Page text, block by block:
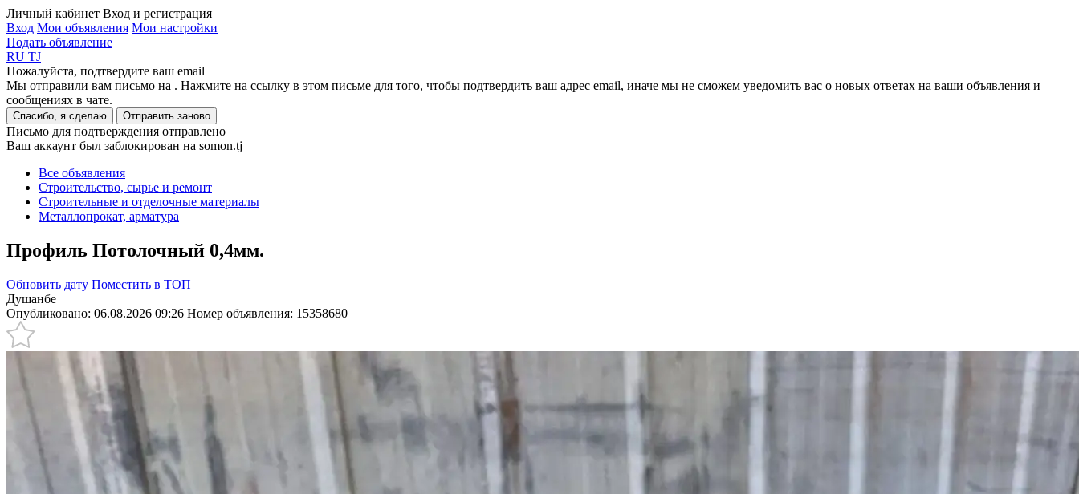
Личный кабинет Вход и регистрация
Вход Мои объявления Мои настройки
Подать объявление
RU TJ
Пожалуйста, подтвердите ваш email
Мы отправили вам письмо на . Нажмите на ссылку в этом письме для того, чтобы подтвердить ваш адрес email, иначе мы не сможем уведомить вас о новых ответах на ваши объявления и
сообщениях в чате.
Спасибо, я сделаю Отправить заново
Письмо для подтверждения отправлено
Ваш аккаунт был заблокирован на somon.tj
Все объявления
Строительство, сырье и ремонт
Строительные и отделочные материалы
Металлопрокат, арматура
Профиль Потолочный 0,4мм.
Обновить дату Поместить в ТОП
Душанбе
Опубликовано: 06.08.2026 09:26 Номер объявления: 15358680